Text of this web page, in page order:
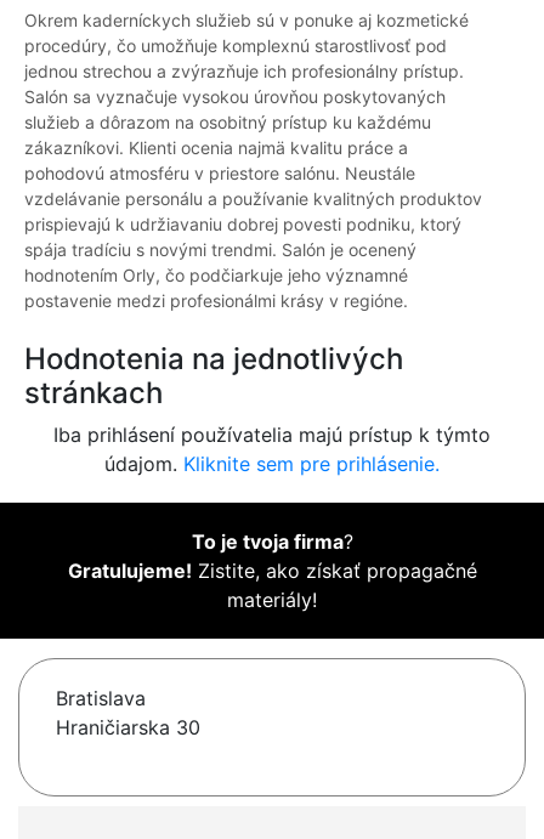
Okrem kaderníckych služieb sú v ponuke aj kozmetické
procedúry, čo umožňuje komplexnú starostlivosť pod
jednou strechou a zvýrazňuje ich profesionálny prístup.
Salón sa vyznačuje vysokou úrovňou poskytovaných
služieb a dôrazom na osobitný prístup ku každému
zákazníkovi. Klienti ocenia najmä kvalitu práce a
pohodovú atmosféru v priestore salónu. Neustále
vzdelávanie personálu a používanie kvalitných produktov
prispievajú k udržiavaniu dobrej povesti podniku, ktorý
spája tradíciu s novými trendmi. Salón je ocenený
hodnotením Orly, čo podčiarkuje jeho významné
postavenie medzi profesionálmi krásy v regióne.
Hodnotenia na jednotlivých
stránkach
Iba prihlásení používatelia majú prístup k týmto
údajom. Kliknite sem pre prihlásenie.
To je tvoja firma?
Gratulujeme! Zistite, ako získať propagačné
materiály!
Bratislava
Hraničiarska 30